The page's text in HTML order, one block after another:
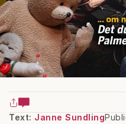
Text: Janne Sundling